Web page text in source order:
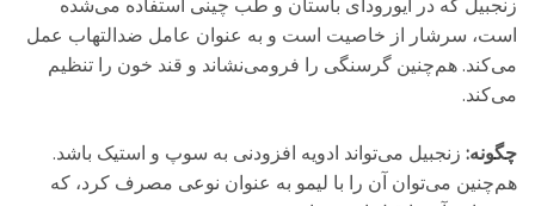
زنجبیل که در آیورودای باستان و طب چینی استفاده می‌شده‌
است، سرشار از خاصیت است و به عنوان عامل ضدالتهاب عمل
می‌کند. هم‌چنین گرسنگی را فرومی‌نشاند و قند خون را تنظیم
می‌کند.
چگونه: زنجبیل می‌تواند ادویه‌ افزودنی به سوپ و استیک باشد.
هم‌چنین می‌توان آن را با لیمو به عنوان نوعی مصرف کرد، که